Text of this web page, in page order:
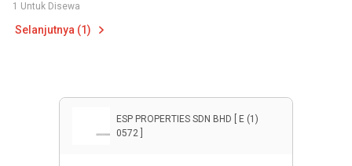
1 Untuk Disewa
Selanjutnya (1)
ESP PROPERTIES SDN BHD [ E (1)
0572 ]